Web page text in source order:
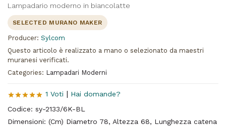
Lampadario moderno in biancolatte
SELECTED MURANO MAKER
Producer: Sylcom
Questo articolo è realizzato a mano o selezionato da maestri
muranesi verificati.
Categories: Lampadari Moderni
1 Voti | Hai domande?
Codice: sy-2133/6K-BL
Dimensioni: (Cm) Diametro 78, Altezza 68, Lunghezza catena